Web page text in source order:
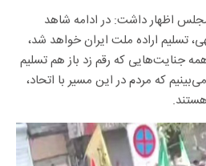
اظهار داشت: در ادامه شاهد
تسلیم اراده ملت ایران خواهد شد،
در این ۱۲ روز با همه جنایت‌هایی که رقم زد باز هم تسلیم
که مردم در این مسیر با اتحاد،